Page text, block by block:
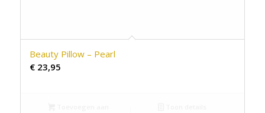
Beauty Pillow – Pearl
€23,95